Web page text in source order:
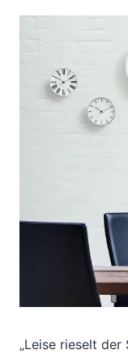
„Leise rieselt